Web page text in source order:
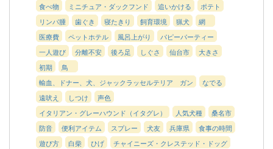
食べ物 ミニチュア・ダックフンド 追いかける
ポテト
リンパ腫
歯ぐき 寝たきり 飼育環境 猟犬
網
医療費
ペットホテル 風呂上がり
パピーパーティー
一人遊び
分離不安 後ろ足 しぐさ 仙台市
大きさ
初期
鳥
輸血、ドナー、犬、ジャックラッセルテリア ガン
なでる
遠吠え
しつけ
声色
イタリアン・グレーハウンド（イタグレ）
人気犬種
桑名市
防音
便利アイテム スプレー 犬友 兵庫県
食事の時間
遊び方
白柴 ひげ
チャイニーズ・クレステッド・ドッグ